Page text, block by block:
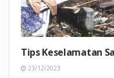
Tips Keselamatan
23/12/2023